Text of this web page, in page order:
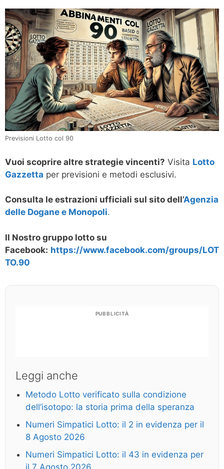
Previsioni Lotto col 90
Vuoi scoprire altre strategie vincenti? Visita Lotto
Gazzetta per previsioni e metodi esclusivi.
Consulta le estrazioni ufficiali sul sito dell’Agenzia
delle Dogane e Monopoli.
Il Nostro gruppo lotto su
Facebook: https://www.facebook.com/groups/LOT
TO.90
PUBBLICITÀ
Leggi anche
Metodo Lotto verificato sulla condizione
dell’isotopo: la storia prima della speranza
Numeri Simpatici Lotto: il 2 in evidenza per il
8 Agosto 2026
Numeri Simpatici Lotto: il 43 in evidenza per
il 7 Agosto 2026